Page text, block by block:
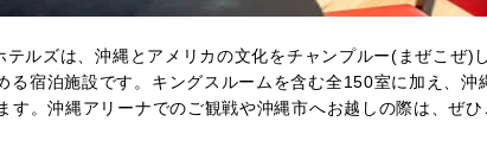
ルズは、沖縄とアメリカの文化をチャンプルー(まぜこぜ)
る宿泊施設です。キングスルームを含む全150室に加え、沖
す。沖縄アリーナでのご観戦や沖縄市へお越しの際は、ぜひ